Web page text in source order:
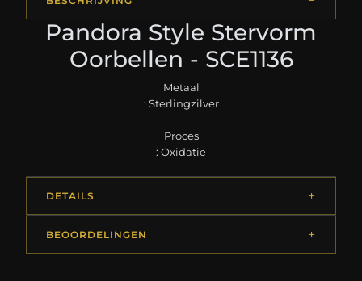
Pandora Style Stervorm
Oorbellen - SCE1136
Metaal
: Sterlingzilver
Proces
: Oxidatie
DETAILS
BEOORDELINGEN